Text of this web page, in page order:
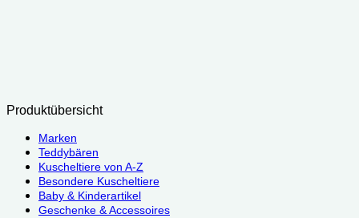
Produktübersicht
Marken
Teddybären
Kuscheltiere von A-Z
Besondere Kuscheltiere
Baby & Kinderartikel
Geschenke & Accessoires